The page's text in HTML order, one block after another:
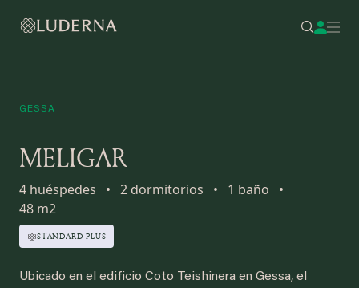
GESSA
MELIGAR
4 huéspedes • 2 dormitorios • 1 baño
•
48 m2
STANDARD PLUS
Ubicado en el edificio Coto Teishinera en Gessa, el